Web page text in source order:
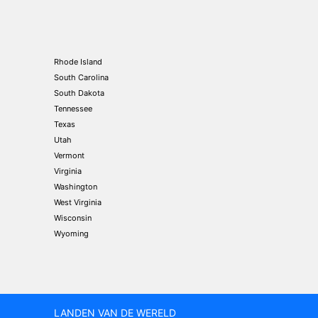
Rhode Island
South Carolina
South Dakota
Tennessee
Texas
Utah
Vermont
Virginia
Washington
West Virginia
Wisconsin
Wyoming
LANDEN VAN DE WERELD